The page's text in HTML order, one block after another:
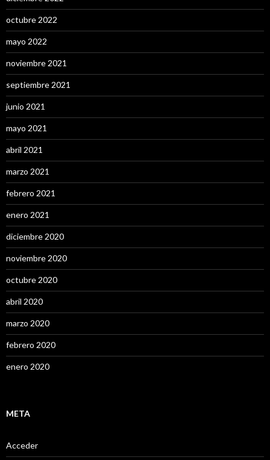
octubre 2022
mayo 2022
noviembre 2021
septiembre 2021
junio 2021
mayo 2021
abril 2021
marzo 2021
febrero 2021
enero 2021
diciembre 2020
noviembre 2020
octubre 2020
abril 2020
marzo 2020
febrero 2020
enero 2020
META
Acceder